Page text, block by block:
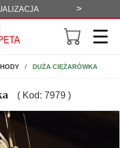
>
DUŻA CIĘŻARÓWKA
( Kod: 7979 )